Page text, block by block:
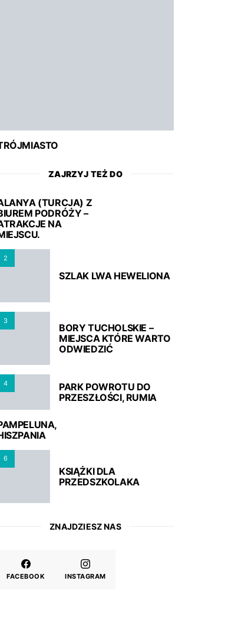
ZAJRZYJ TEŻ DO
(TURCJA) Z
PODRÓŻY –
NA
2
SZLAK LWA HEWELIONA
3
BORY TUCHOLSKIE –
MIEJSCA KTÓRE WARTO
ODWIEDZIĆ
4
PARK POWROTU DO
PRZESZŁOŚCI, RUMIA
6
KSIĄŻKI DLA
PRZEDSZKOLAKA
ZNAJDZIESZ NAS
FACEBOOK INSTAGRAM